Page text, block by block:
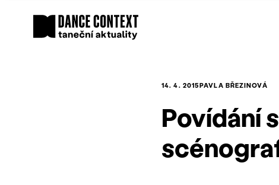
14. 4. 2015PAVLA BŘEZINOVÁ
Povídání